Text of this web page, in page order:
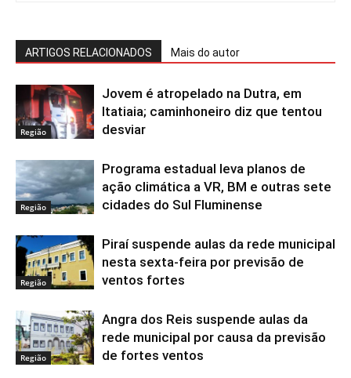
ARTIGOS RELACIONADOS Mais do autor
Região
Jovem é atropelado na Dutra, em
Itatiaia; caminhoneiro diz que tentou
desviar
Região
Programa estadual leva planos de
ação climática a VR, BM e outras sete
cidades do Sul Fluminense
Região
Piraí suspende aulas da rede municipal
nesta sexta-feira por previsão de
ventos fortes
Região
Angra dos Reis suspende aulas da
rede municipal por causa da previsão
de fortes ventos